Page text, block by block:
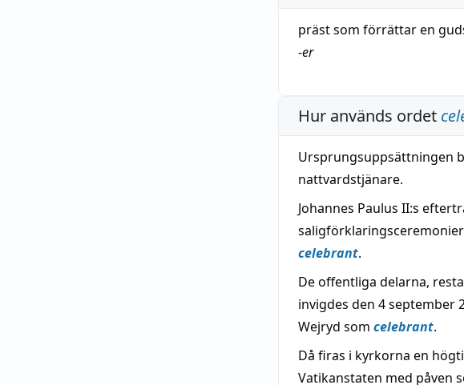
prästsom förrättar en
-er
Hur används ordet
Ursprungsuppsättningen
nattvardstjänare.
Johannes Paulus II:s
celebrant.
De offentliga delarna,
invigdes den 4 september
Wejryd som celebrant.
Då firas i kyrkorna en
Vatikanstaten med påven